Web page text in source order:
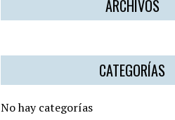
ARCHIVOS
CATEGORÍAS
No hay categorías